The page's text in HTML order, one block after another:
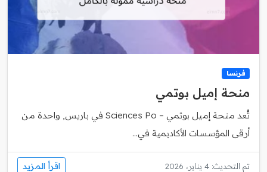
فرنسا
منحة إميل بوتمي
تُعد منحة إميل بوتمي – Sciences Po في باريس, واحدة من
أرقى المؤسسات الأكاديمية في...
تم التحديث: 4 يناير، 2026 اقرأ المزيد